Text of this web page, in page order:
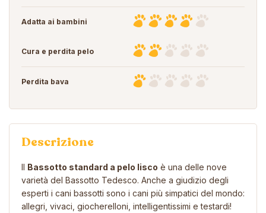
Adatta ai bambini
Cura e perdita pelo
Perdita bava
Descrizione
Il Bassotto standard a pelo lisco è una delle nove
varietà del Bassotto Tedesco. Anche a giudizio degli
esperti i cani bassotti sono i cani più simpatici del mondo:
allegri, vivaci, giocherelloni, intelligentissimi e testardi!